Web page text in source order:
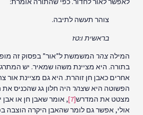
צוהר תעשה לתיבה.
בראשית ו:טז
המילה צהר המשמשת ל”אור” בפסוק זה
בתורה. היא מציינת משהו שמאיר. יש
אחרים כאבן חן זוהרת. היא גם מציינת אור
הפשוטה היא שצהר היה חלון גג שהכניס
מצטט את המדרש[7]
, אומר שאבן חן או
אולי, אפשר גם לומר שהאבן היקרה הוצבה